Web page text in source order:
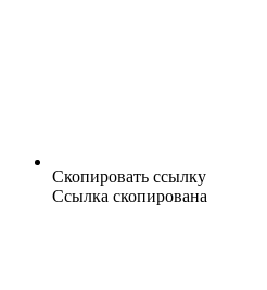
Скопировать ссылку
Ссылка скопирована